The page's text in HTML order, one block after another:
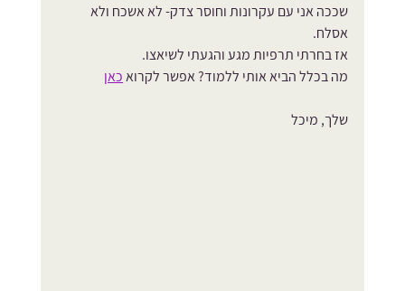
שככה אני עם עקרונות וחוסר צדק- לא אשכח ולא
אסלח.
אז בחרתי תרפיות מגע והגעתי לשיאצו.
מה בכלל הביא אותי ללמוד? אפשר לקרוא כאן
שלך, מיכל